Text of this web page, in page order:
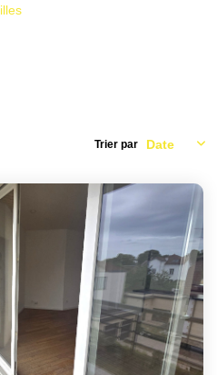
Nous
Carrières-Sur-Seine
- Transaction
Sartrouville
Trier par